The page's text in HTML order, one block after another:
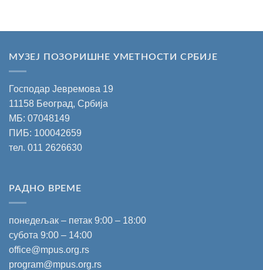
МУЗЕЈ ПОЗОРИШНЕ УМЕТНОСТИ СРБИЈЕ
Господар Јевремова 19
11158 Београд, Србија
МБ: 07048149
ПИБ: 100042659
тел. 011 2626630
РАДНО ВРЕМЕ
понедељак – петак 9:00 – 18:00
субота 9:00 – 14:00
office@mpus.org.rs
program@mpus.org.rs